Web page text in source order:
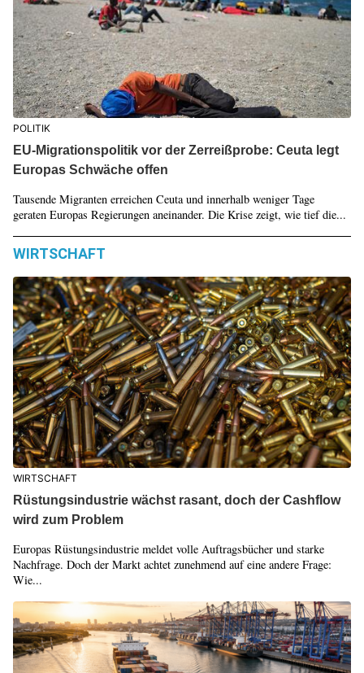
POLITIK
EU-Migrationspolitik vor der Zerreißprobe: Ceuta legt
Europas Schwäche offen
Tausende Migranten erreichen Ceuta und innerhalb weniger Tage
geraten Europas Regierungen aneinander. Die Krise zeigt, wie tief die...
WIRTSCHAFT
WIRTSCHAFT
Rüstungsindustrie wächst rasant, doch der Cashflow
wird zum Problem
Europas Rüstungsindustrie meldet volle Auftragsbücher und starke
Nachfrage. Doch der Markt achtet zunehmend auf eine andere Frage:
Wie...